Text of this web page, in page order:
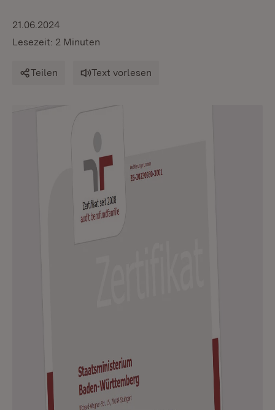
21.06.2024
Lesezeit: 2 Minuten
Teilen Text vorlesen